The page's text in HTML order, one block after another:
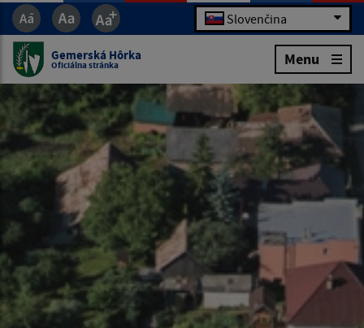
Slovenčina
Gemerská Hôrka
Oficiálna stránka Menu